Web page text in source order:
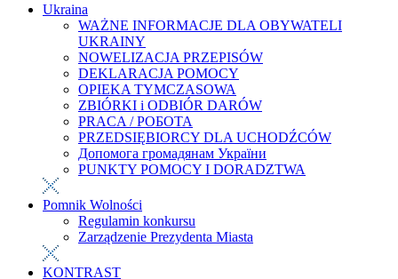
Ukraina
WAŻNE INFORMACJE DLA OBYWATELI
UKRAINY
NOWELIZACJA PRZEPISÓW
DEKLARACJA POMOCY
OPIEKA TYMCZASOWA
ZBIÓRKI i ODBIÓR DARÓW
PRACA / РОБОТА
PRZEDSIĘBIORCY DLA UCHODŹCÓW
Допомога громадянам України
PUNKTY POMOCY I DORADZTWA
Pomnik Wolności
Regulamin konkursu
Zarządzenie Prezydenta Miasta
KONTRAST